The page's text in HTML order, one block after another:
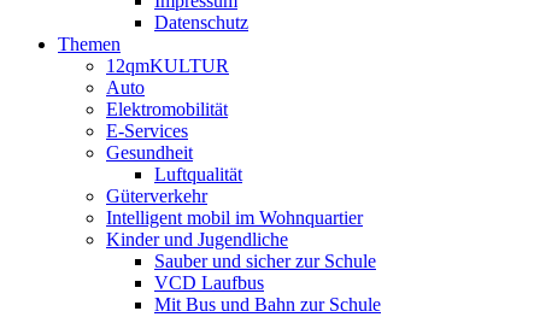
Datenschutz
Themen
12qmKULTUR
Auto
Elektromobilität
E-Services
Gesundheit
Luftqualität
Güterverkehr
Intelligent mobil im Wohnquartier
Kinder und Jugendliche
Sauber und sicher zur Schule
VCD Laufbus
Mit Bus und Bahn zur Schule